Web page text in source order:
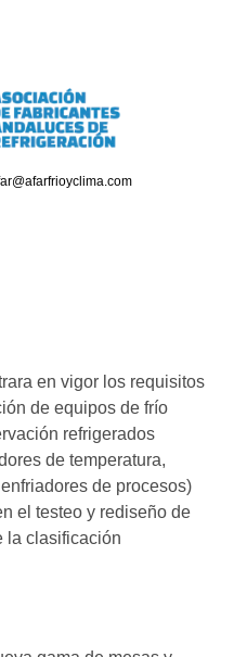
en vigor los requisitos
de equipos de frío
refrigerados
de temperatura,
de procesos)
el testeo y rediseño de
la clasificación